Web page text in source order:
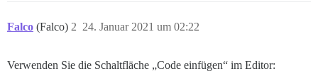
Falco (Falco) 24. Januar 2021 um 02:22
2
Verwenden Sie die Schaltfläche „Code einfügen“ im Editor: